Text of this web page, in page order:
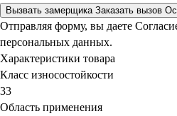
Вызвать замерщика Заказать вызов
Отправляя форму, вы даете
персональных данных.
Характеристики товара
Класс износостойкости
33
Область применения